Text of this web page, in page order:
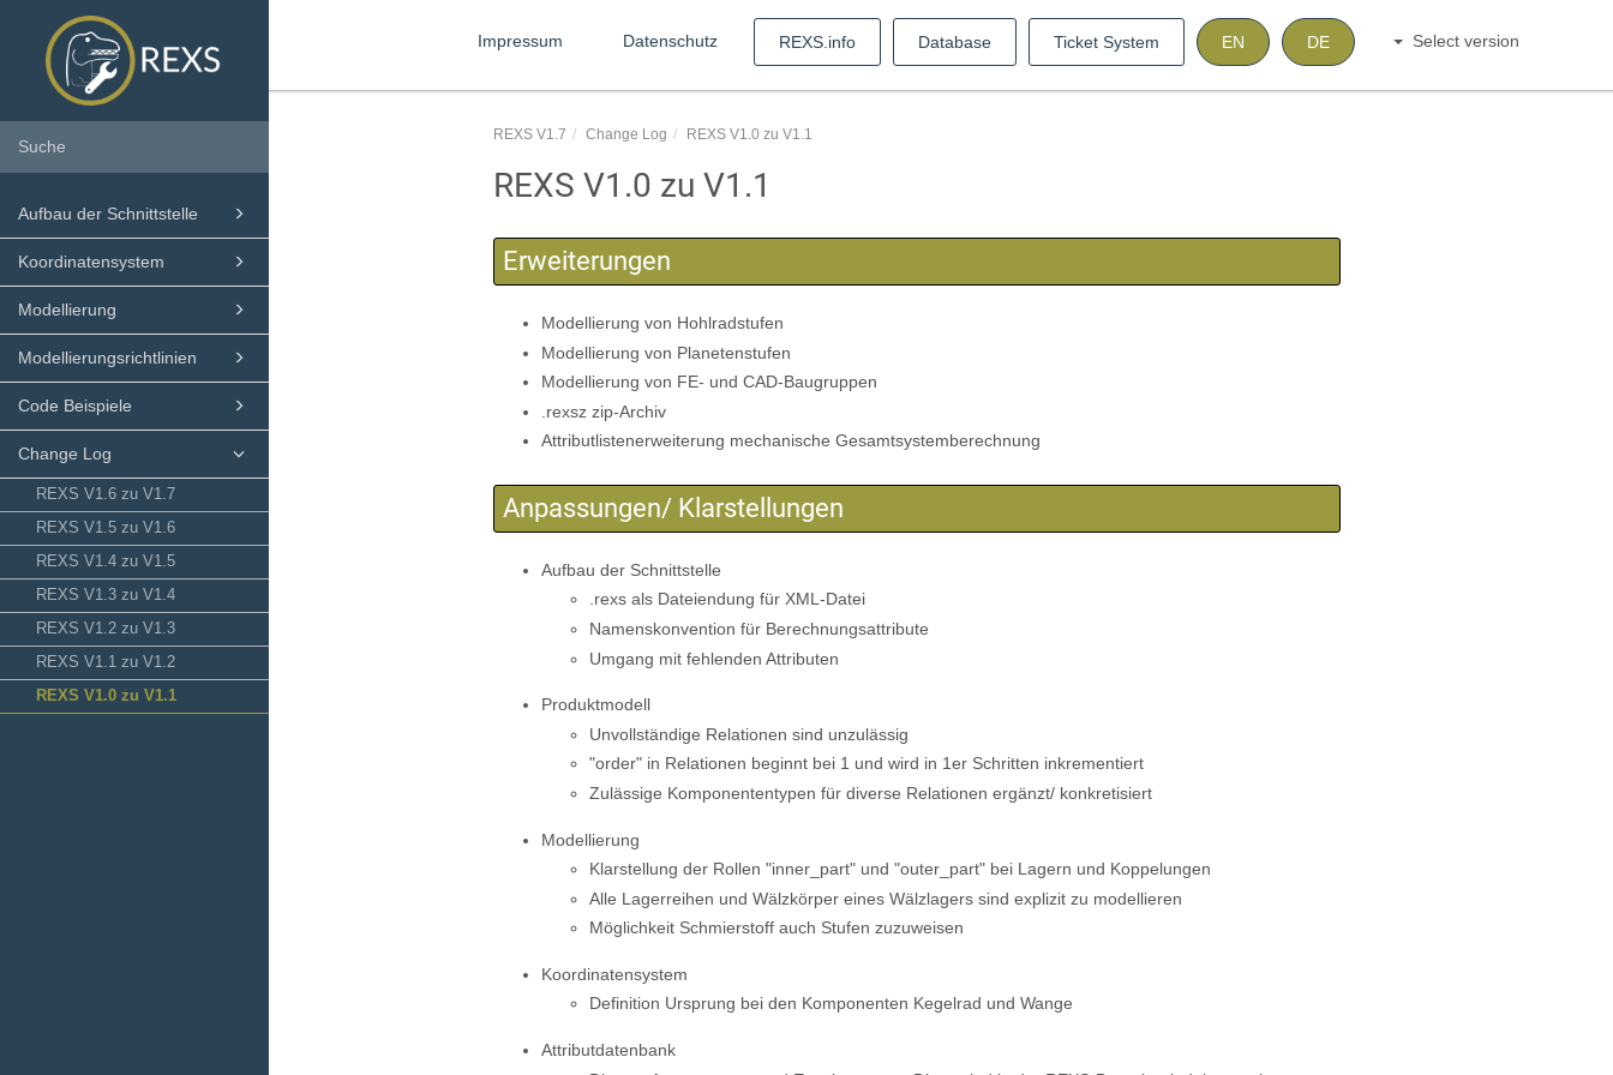
Aufbau der Schnittstelle
Koordinatensystem
Modellierung
Modellierungsrichtlinien
Code Beispiele
Change Log
REXS V1.6 zu V1.7
REXS V1.5 zu V1.6
REXS V1.4 zu V1.5
REXS V1.3 zu V1.4
REXS V1.2 zu V1.3
REXS V1.1 zu V1.2
REXS V1.0 zu V1.1
Impressum Datenschutz REXS.info Database Ticket System EN DE Select version
REXS V1.7 Change Log REXS V1.0 zu V1.1
REXS V1.0 zu V1.1
Erweiterungen
Modellierung von Hohlradstufen
Modellierung von Planetenstufen
Modellierung von FE- und CAD-Baugruppen
.rexsz zip-Archiv
Attributlistenerweiterung mechanische Gesamtsystemberechnung
Anpassungen/ Klarstellungen
Aufbau der Schnittstelle
.rexs als Dateiendung für XML-Datei
Namenskonvention für Berechnungsattribute
Umgang mit fehlenden Attributen
Produktmodell
Unvollständige Relationen sind unzulässig
"order" in Relationen beginnt bei 1 und wird in 1er Schritten inkrementiert
Zulässige Komponententypen für diverse Relationen ergänzt/ konkretisiert
Modellierung
Klarstellung der Rollen "inner_part" und "outer_part" bei Lagern und Koppelungen
Alle Lagerreihen und Wälzkörper eines Wälzlagers sind explizit zu modellieren
Möglichkeit Schmierstoff auch Stufen zuzuweisen
Koordinatensystem
Definition Ursprung bei den Komponenten Kegelrad und Wange
Attributdatenbank